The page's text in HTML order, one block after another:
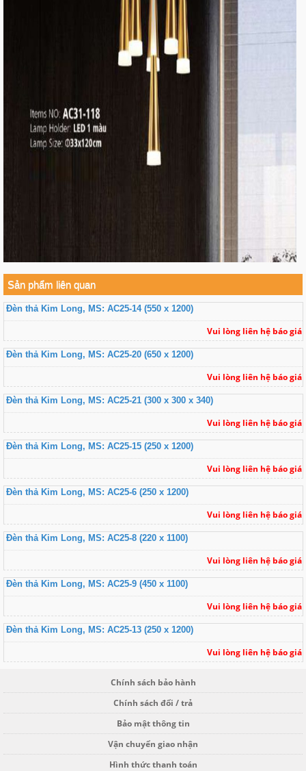
Sản phẩm liên quan
Đèn thả Kim Long, MS: AC25-14 (550 x 1200)
Vui lòng liên hệ báo giá
Đèn thả Kim Long, MS: AC25-20 (650 x 1200)
Vui lòng liên hệ báo giá
Đèn thả Kim Long, MS: AC25-21 (300 x 300 x 340)
Vui lòng liên hệ báo giá
Đèn thả Kim Long, MS: AC25-15 (250 x 1200)
Vui lòng liên hệ báo giá
Đèn thả Kim Long, MS: AC25-6 (250 x 1200)
Vui lòng liên hệ báo giá
Đèn thả Kim Long, MS: AC25-8 (220 x 1100)
Vui lòng liên hệ báo giá
Đèn thả Kim Long, MS: AC25-9 (450 x 1100)
Vui lòng liên hệ báo giá
Đèn thả Kim Long, MS: AC25-13 (250 x 1200)
Vui lòng liên hệ báo giá
Chính sách bảo hành
Chính sách đổi / trả
Bảo mật thông tin
Vận chuyển giao nhận
Hình thức thanh toán